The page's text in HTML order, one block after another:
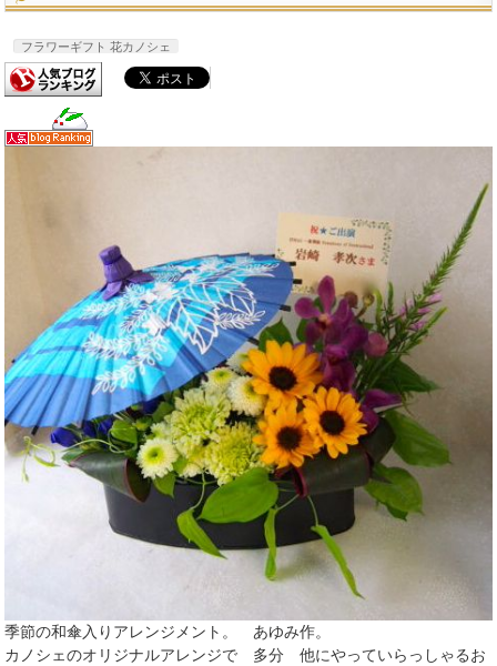
フラワーギフト 花カノシェ
季節の和傘入りアレンジメント。 あゆみ作。
カノシェのオリジナルアレンジで 多分 他にやっていらっしゃるお